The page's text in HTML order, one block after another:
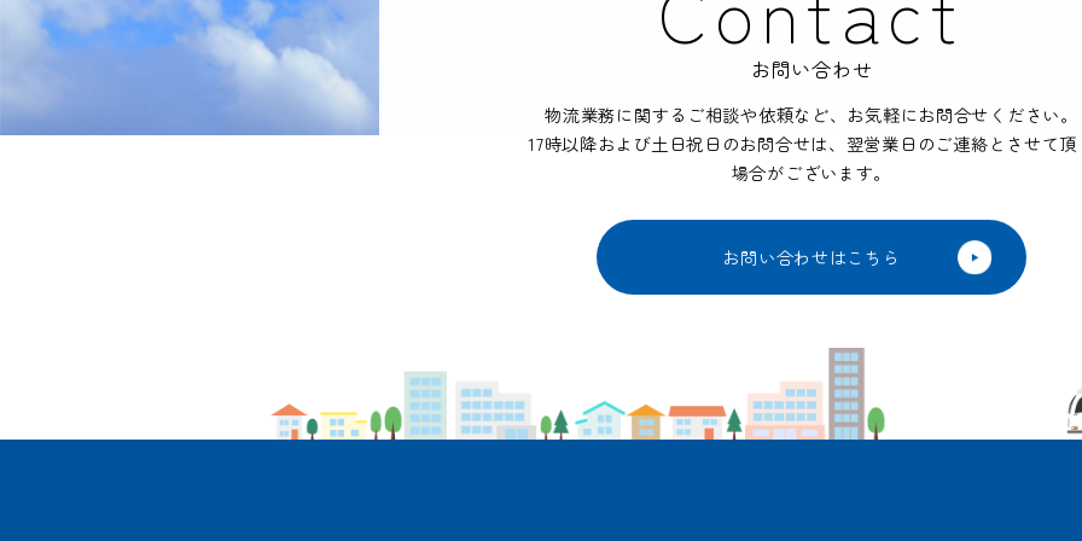
お問い合わせ
物流業務に関するご相談や依頼など、 お気軽にお問合せください。
17時以降および土日祝日のお問合せは、 翌営業日のご連絡とさせて頂
場合がございます。
お問い合わせはこちら